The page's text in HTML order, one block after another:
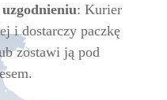
: Kurier
i dostarczy paczkę
zostawi ją pod